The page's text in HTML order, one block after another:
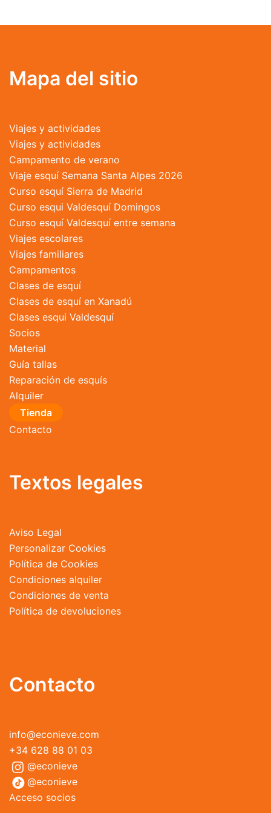
variantes.
se
pueden
la
página
de
producto
Mapa del sitio
Viajes y actividades
Viajes y actividades
Campamento de verano
Viaje esquí Semana Santa Alpes 2026
Curso esquí Sierra de Madrid
Curso esqui Valdesquí Domingos
Curso esquí Valdesquí entre semana
Viajes escolares
Viajes familiares
Campamentos
Clases de esquí
Clases de esquí en Xanadú
Clases esqui Valdesquí
Socios
Material
Guía tallas
Reparación de esquís
Alquiler
Tienda
Contacto
Textos legales
Aviso Legal
Personalizar Cookies
Política de Cookies
Condiciones alquiler
Condiciones de venta
Política de devoluciones
Contacto
info@econieve.com
+34 628 88 01 03
@econieve
@econieve
Acceso socios